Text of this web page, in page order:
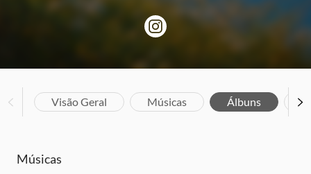
Visão Geral Músicas Álbuns
Músicas